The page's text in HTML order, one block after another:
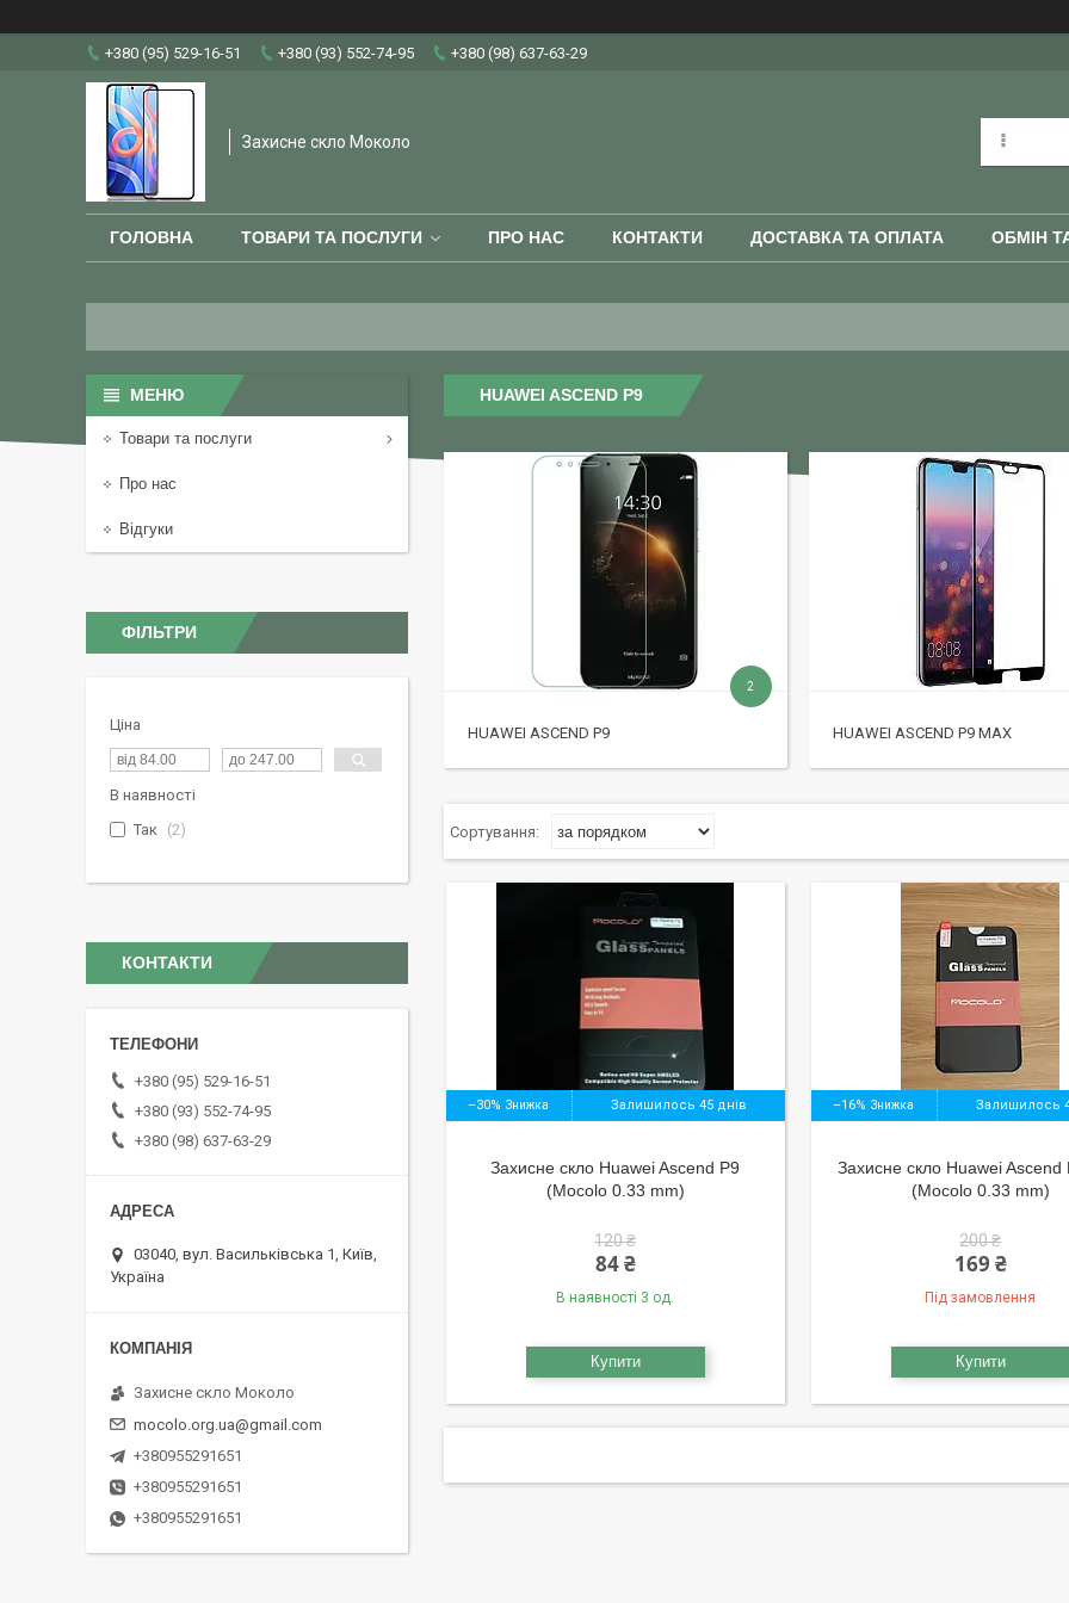
+380 (95) 529-16-51 +380 (93) 552-74-95 +380 (98) 637-63-29
Захисне скло Moколо
ГОЛОВНА ТОВАРИ ТА ПОСЛУГИ ПРО НАС КОНТАКТИ ДОСТАВКА ТА ОПЛАТА ОБМІН
HUAWEI ASCEND P9
HUAWEI ASCEND P9
2
HUAWEI ASCEND P9 MAX
–30% Залишилось 45 днів
Захисне скло Huawei Ascend P9
(Mocolo 0.33 mm)
120 ₴
84 ₴
В наявності 3 од.
Купити
–16% Залишилось
Захисне скло Huawei Ascend
(Mocolo 0.33 mm)
200 ₴
169 ₴
Під замовлення
Купити
Товари та послуги
Про нас
Відгуки
ФІЛЬТРИ
Ціна
В наявності
Так
2
КОНТАКТИ
+380 (95) 529-16-51
+380 (93) 552-74-95
+380 (98) 637-63-29
03040, вул. Васильківська 1, Київ,
Україна
Захисне скло Moколо
mocolo.org.ua@gmail.com
+380955291651
+380955291651
+380955291651